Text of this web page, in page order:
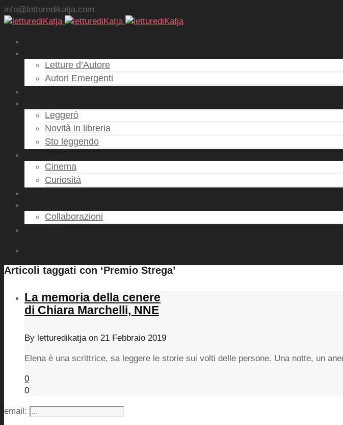
info@letturedikatja.com
Letture d’Autore
Autori Emergenti
Leggerò
Novità in libreria
Sto leggendo
Cinema
Curiosità
Collaborazioni
Articoli taggati con ‘Premio Strega’
La memoria della cenere
di Chiara Marchelli, NNE
By letturedikatjaon 21 Febbraio 2019
Elena è una scrittrice, sa leggere le storie sui volti delle persone. Una notte, un
0
0
email: